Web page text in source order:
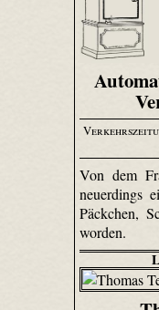
Von dem
neuerdings
Päckchen,
worden.